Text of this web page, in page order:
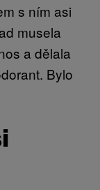
s ním asi
musela
a dělala
Bylo